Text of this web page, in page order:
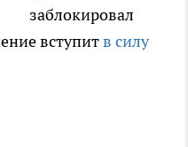
заблокировал
вступитв силу